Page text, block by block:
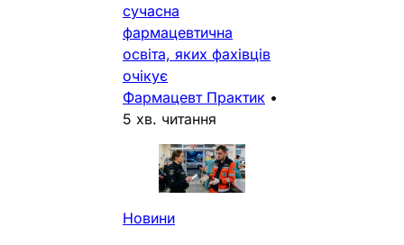
сучасна
фармацевтична
освіта, яких фахівців
очікує
Фармацевт Практик •
5 хв. читання
Новини